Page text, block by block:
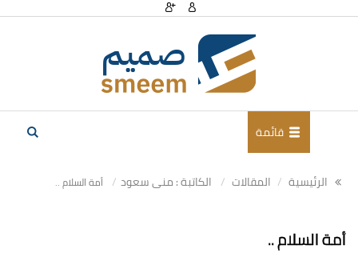
قائمة
الرئيسية المقالات الكاتبة : منى سعود أمة السلام ..
أمة السلام ..